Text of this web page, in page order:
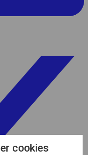
cookies